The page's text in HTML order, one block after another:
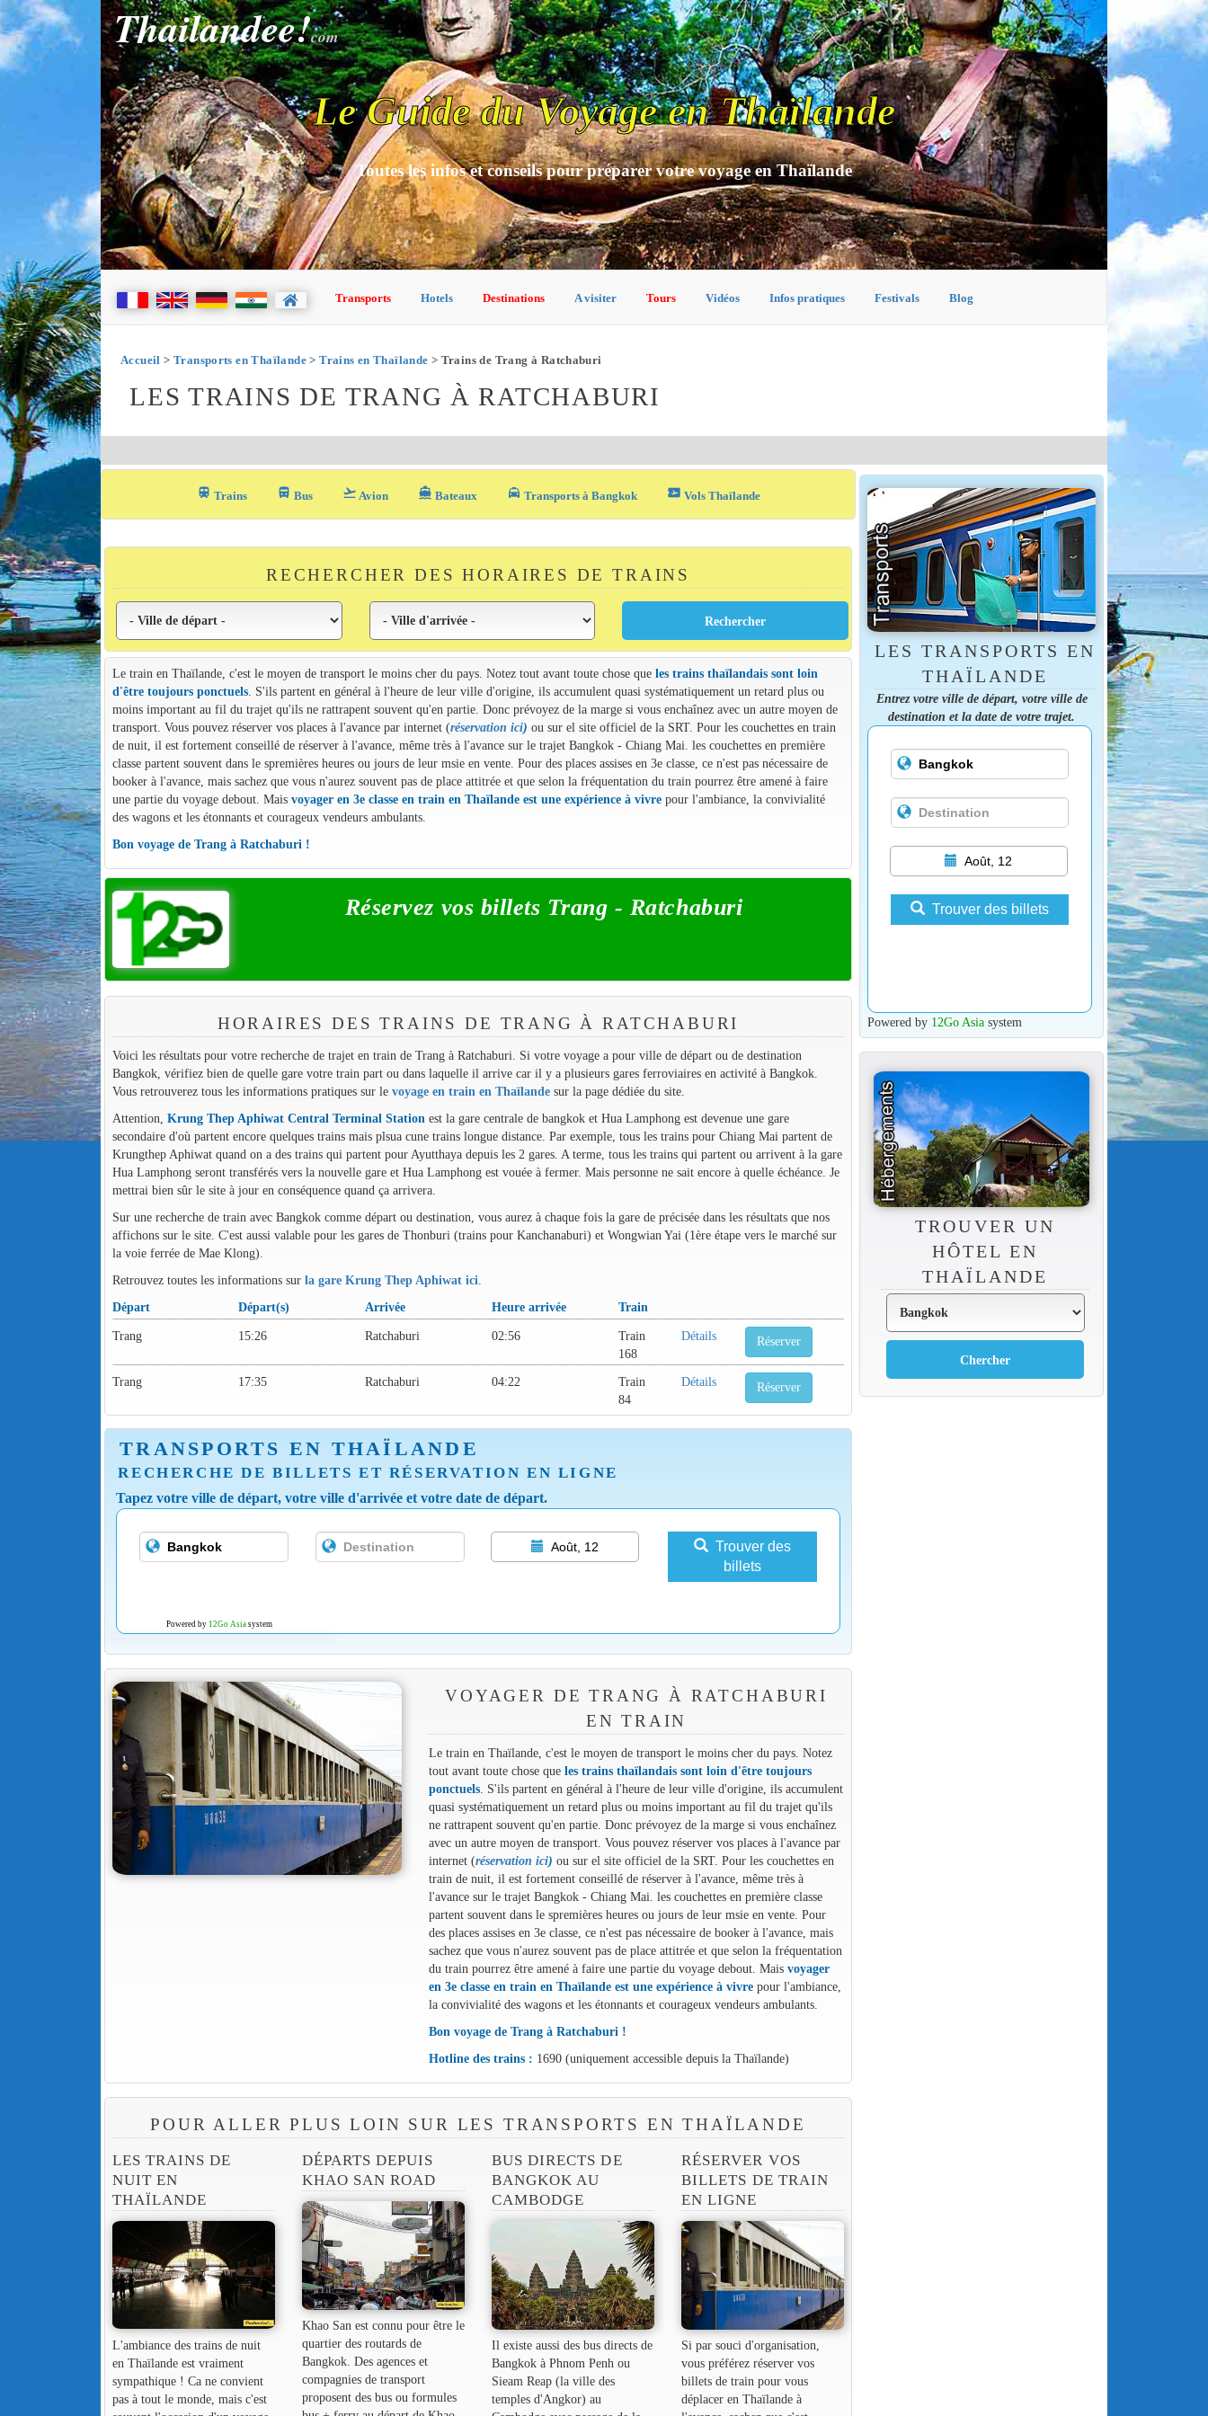
Thailandee!com
Le Guide du Voyage en Thaïlande
Toutes les infos et conseils pour préparer votre voyage en Thaïlande
Transports Hotels Destinations A visiter Tours Vidéos Infos pratiques Festivals Blog
Accueil > Transports en Thaïlande>Trains en Thaïlande > Trains de Trang à Ratchaburi
LES TRAINS DE TRANG À RATCHABURI
train Trains directions_bus_filled Bus flight_takeoff Avion directions_boat Bateaux local_taxi Transports à Bangkok airplane_ticket Vols Thaïlande
RECHERCHER DES HORAIRES DE TRAINS
Le train en Thaïlande, c'est le moyen de transport le moins cher du pays. Notez tout avant toute chose que les trains thaïlandais sont loin
d'être toujours ponctuels. S'ils partent en général à l'heure de leur ville d'origine, ils accumulent quasi systématiquement un retard plus ou
moins important au fil du trajet qu'ils ne rattrapent souvent qu'en partie. Donc prévoyez de la marge si vous enchaînez avec un autre moyen de
transport. Vous pouvez réserver vos places à l'avance par internet (réservation ici) ou sur el site officiel de la SRT. Pour les couchettes en train
de nuit, il est fortement conseillé de réserver à l'avance, même très à l'avance sur le trajet Bangkok - Chiang Mai. les couchettes en première
classe partent souvent dans le spremières heures ou jours de leur msie en vente. Pour des places assises en 3e classe, ce n'est pas nécessaire de
booker à l'avance, mais sachez que vous n'aurez souvent pas de place attitrée et que selon la fréquentation du train pourrez être amené à faire
une partie du voyage debout. Mais voyager en 3e classe en train en Thaïlande est une expérience à vivrepour l'ambiance, la convivialité
des wagons et les étonnants et courageux vendeurs ambulants.
Bon voyage de Trang à Ratchaburi !
Réservez vos billets Trang - Ratchaburi
HORAIRES DES TRAINS DE TRANG À RATCHABURI
Voici les résultats pour votre recherche de trajet en train de Trang à Ratchaburi. Si votre voyage a pour ville de départ ou de destination
Bangkok, vérifiez bien de quelle gare votre train part ou dans laquelle il arrive car il y a plusieurs gares ferroviaires en activité à Bangkok.
Vous retrouverez tous les informations pratiques sur le voyage en train en Thaïlandesur la page dédiée du site.
Attention, Krung Thep Aphiwat Central Terminal Stationest la gare centrale de bangkok et Hua Lamphong est devenue une gare
secondaire d'où partent encore quelques trains mais plsua cune trains longue distance. Par exemple, tous les trains pour Chiang Mai partent de
Krungthep Aphiwat quand on a des trains qui partent pour Ayutthaya depuis les 2 gares. A terme, tous les trains qui partent ou arrivent à la gare
Hua Lamphong seront transférés vers la nouvelle gare et Hua Lamphong est vouée à fermer. Mais personne ne sait encore à quelle échéance. Je
mettrai bien sûr le site à jour en conséquence quand ça arrivera.
Sur une recherche de train avec Bangkok comme départ ou destination, vous aurez à chaque fois la gare de précisée dans les résultats que nos
affichons sur le site. C'est aussi valable pour les gares de Thonburi (trains pour Kanchanaburi) et Wongwian Yai (1ère étape vers le marché sur
la voie ferrée de Mae Klong).
Retrouvez toutes les informations sur la gare Krung Thep Aphiwat ici.
Départ
Départ(s) Arrivée Heure arrivée
Train
Trang
15:26 Ratchaburi 02:56
Train
168
Détails Réserver
Trang 17:35 Ratchaburi 04:22
Train
84
Détails Réserver
TRANSPORTS EN THAÏLANDE
RECHERCHE DE BILLETS ET RÉSERVATION EN LIGNE
Tapez votre ville de départ, votre ville d'arrivée et votre date de départ.
Août, 12
Trouver des
billets
Powered by 12Go Asia system
VOYAGER DE TRANG À RATCHABURI
EN TRAIN
Le train en Thaïlande, c'est le moyen de transport le moins cher du pays. Notez
tout avant toute chose que les trains thaïlandais sont loin d'être toujours
ponctuels. S'ils partent en général à l'heure de leur ville d'origine, ils accumulent
quasi systématiquement un retard plus ou moins important au fil du trajet qu'ils
ne rattrapent souvent qu'en partie. Donc prévoyez de la marge si vous enchaînez
avec un autre moyen de transport. Vous pouvez réserver vos places à l'avance par
internet (réservation ici) ou sur el site officiel de la SRT. Pour les couchettes en
train de nuit, il est fortement conseillé de réserver à l'avance, même très à
l'avance sur le trajet Bangkok - Chiang Mai. les couchettes en première classe
partent souvent dans le spremières heures ou jours de leur msie en vente. Pour
des places assises en 3e classe, ce n'est pas nécessaire de booker à l'avance, mais
sachez que vous n'aurez souvent pas de place attitrée et que selon la fréquentation
du train pourrez être amené à faire une partie du voyage debout. Mais voyager
en 3e classe en train en Thaïlande est une expérience à vivrepour l'ambiance,
la convivialité des wagons et les étonnants et courageux vendeurs ambulants.
Bon voyage de Trang à Ratchaburi !
Hotline des trains : 1690 (uniquement accessible depuis la Thaïlande)
POUR ALLER PLUS LOIN SUR LES TRANSPORTS EN THAÏLANDE
LES TRAINS DE
NUIT EN
THAÏLANDE
L'ambiance des trains de nuit
en Thaïlande est vraiment
sympathique ! Ca ne convient
pas à tout le monde, mais c'est
DÉPARTS DEPUIS
KHAO SAN ROAD
Khao San est connu pour être le
quartier des routards de
Bangkok. Des agences et
compagnies de transport
proposent des bus ou formules
BUS DIRECTS DE
BANGKOK AU
CAMBODGE
Il existe aussi des bus directs de
Bangkok à Phnom Penh ou
Sieam Reap (la ville des
temples d'Angkor) au
RÉSERVER VOS
BILLETS DE TRAIN
EN LIGNE
Si par souci d'organisation,
vous préférez réserver vos
billets de train pour vous
déplacer en Thaïlande à
LES TRANSPORTS EN
THAÏLANDE
Entrez votre ville de départ, votre ville de
destination et la date de votre trajet.
Août, 12
Trouver des billets
Powered by 12Go Asiasystem
TROUVER UN
HÔTEL EN
THAÏLANDE